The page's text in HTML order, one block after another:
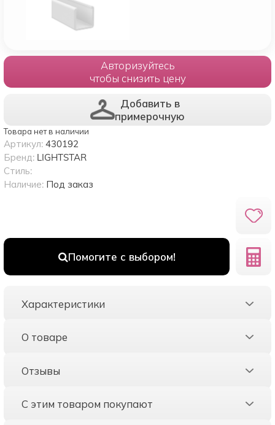
Авторизуйтесь
чтобы снизить цену
Добавить в
примерочную
Товара нет в наличии
Помогите с выбором!
Артикул: 430192
Бренд: LIGHTSTAR
Стиль:
Наличие: Под заказ
Характеристики
О товаре
Отзывы
С этим товаром покупают